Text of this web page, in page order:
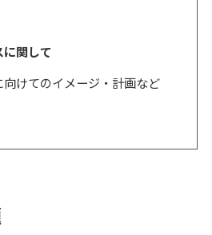
関して
けてのイメージ・計画など